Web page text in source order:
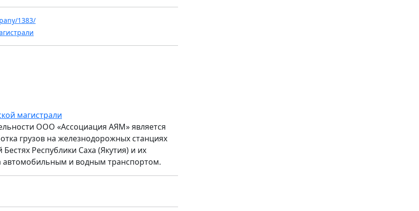
1383/
магистрали
ООО «Ассоциация АЯМ» является
грузов на железнодорожных станциях
Республики Саха (Якутия) и их
автомобильным и водным транспортом.